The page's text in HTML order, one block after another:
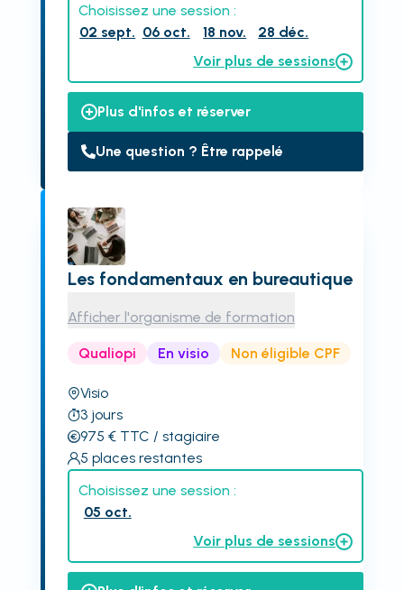
Choisissez une session :
02 sept. 06 oct. 18 nov.
28 déc.
Voir plus de sessions
Plus d'infos et réserver
Une question ? Être rappelé
Les fondamentaux en bureautique
Afficher l'organisme de formation
Qualiopi En visio Non éligible CPF
Visio
3 jours
975 € TTC / stagiaire
5 places restantes
Choisissez une session :
05 oct.
Voir plus de sessions